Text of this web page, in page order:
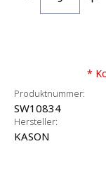
*
Produktnummer:
SW10834
Hersteller:
KASON